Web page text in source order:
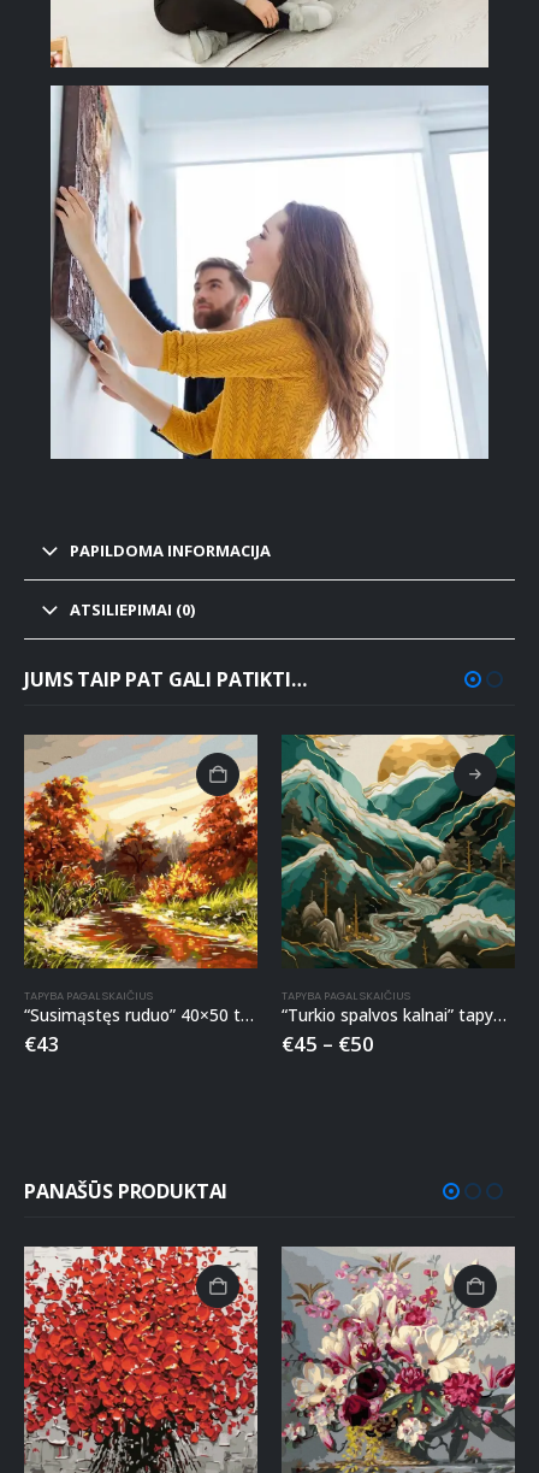
PAPILDOMA INFORMACIJA
ATSILIEPIMAI (0)
JUMS TAIP PAT GALI PATIKTI…
TAPYBA PAGAL SKAIČIUS
“Susimąstęs ruduo” 40×50 tapyba pagal skaičius
€43
TAPYBA PAGAL SKAIČIUS
“Turkio spalvos kalnai” tapyba pagal skaičius
€45 – €50
PANAŠŪS PRODUKTAI